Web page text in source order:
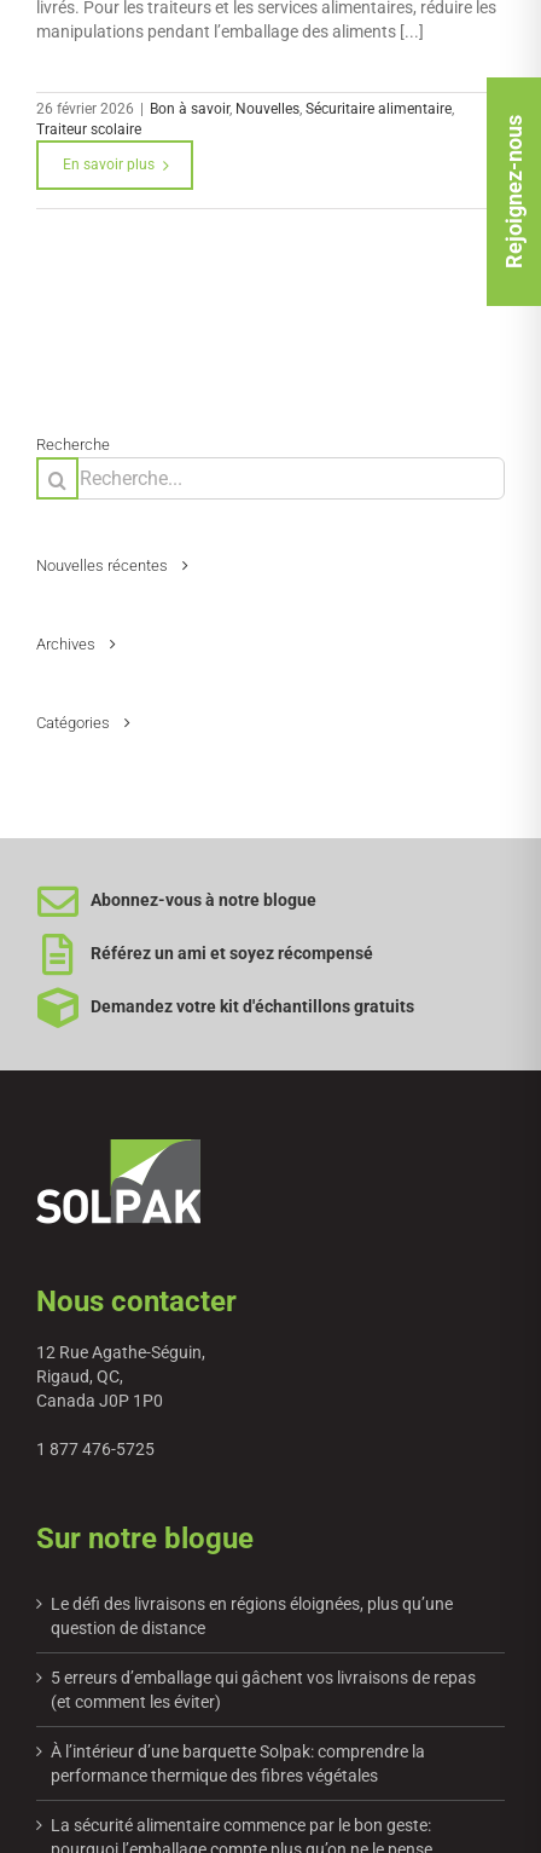
livrés. Pour les traiteurs et les services alimentaires, réduire les
manipulations pendant l’emballage des aliments [...]
26 février 2026 Bon à savoir, Nouvelles, Sécuritaire alimentaire,
Traiteur scolaire
En savoir plus
Recherche
Rechercher:
Nouvelles récentes
Archives
Catégories
Rejoignez-nous
Abonnez-vous à notre blogue
Référez un ami et soyez récompensé
Demandez votre kit d'échantillons gratuits
Nous contacter
12 Rue Agathe-Séguin,
Rigaud, QC,
Canada J0P 1P0
1 877 476-5725
Sur notre blogue
Le défi des livraisons en régions éloignées, plus qu’une
question de distance
5 erreurs d’emballage qui gâchent vos livraisons de repas
(et comment les éviter)
À l’intérieur d’une barquette Solpak: comprendre la
performance thermique des fibres végétales
La sécurité alimentaire commence par le bon geste: